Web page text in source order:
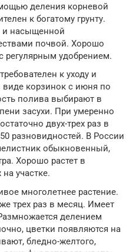
деления корневой
к богатому грунту.
и насыщенной
почвой. Хорошо
регулярным удобрением.
к уходу и
корзинок с июня по
полива выбирают в
засухи. При умеренно
двух-трех раз в
разновидностей. В России
обыкновенный,
Хорошо растет в
участке.
многолетнее растение.
трех раз в месяц. Имеет
делением
цветки появляются на
бледно-желтого,